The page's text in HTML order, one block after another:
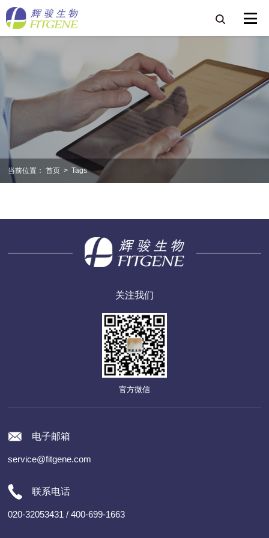
当前位置： 首页 > Tags
关注我们
官方微信
电子邮箱
service@fitgene.com
联系电话
020-32053431 / 400-699-1663